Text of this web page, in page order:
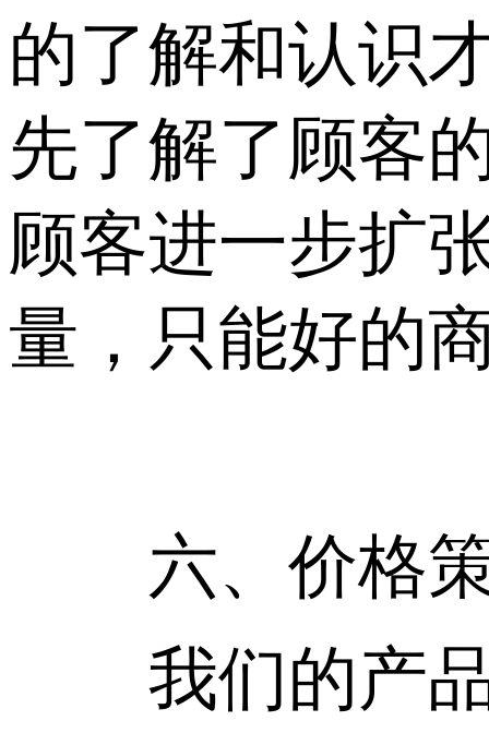
的了解和认识
先了解了顾客
顾客进一步扩
量，只能好的
六、价格
我们的产品